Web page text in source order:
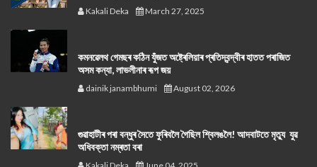
Kakali Deka March 27, 2025
কমনৱেলথ গেমছৰ কঠিন যুঁজত অষ্ট্ৰেলিয়াৰ প্ৰতিদ্বন্দ্বীৰ হাতত পৰাজিত
অসম কন্যা, লাভলীনাৰ ৰূপ জয়
dainik janambhumi August 02, 2026
গুৱাহাটীৰ পৰা বন্ধুৰ সৈতে ফুৰিবলৈ গৈছিল শ্বিলঙলৈ! আদবাটতে মৃত্যু যুৱ
অধিবক্তা নম্ৰতা বৰা